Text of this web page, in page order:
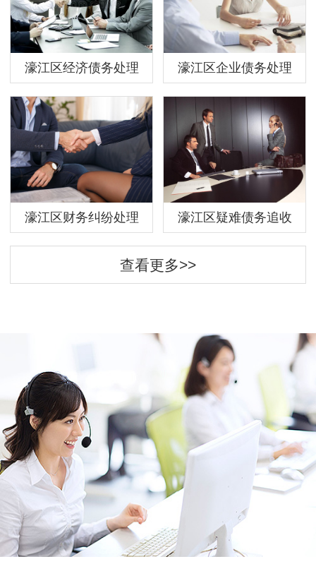
濠江区经济债务处理 濠江区企业债务处理
濠江区财务纠纷处理 濠江区疑难债务追收
查看更多>>